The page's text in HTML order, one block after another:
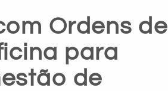
Ordens de
para
de